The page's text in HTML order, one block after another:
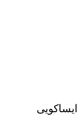
سه راهی آب بغل سیلندر تیپ 5 ایساکویی